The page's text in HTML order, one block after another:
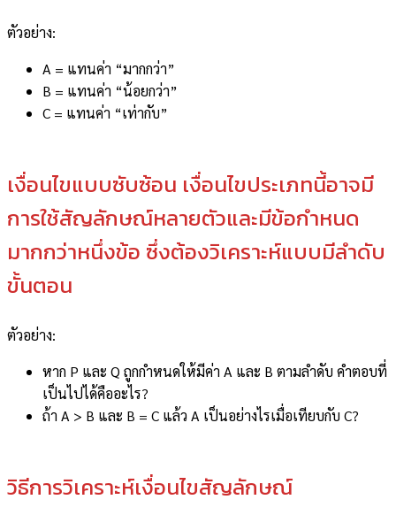
ตัวอย่าง:
A = แทนค่า “มากกว่า”
B = แทนค่า “น้อยกว่า”
C = แทนค่า “เท่ากับ”
เงื่อนไขแบบซับซ้อน เงื่อนไขประเภทนี้อาจมี
การใช้สัญลักษณ์หลายตัวและมีข้อกำหนด
มากกว่าหนึ่งข้อ ซึ่งต้องวิเคราะห์แบบมีลำดับ
ขั้นตอน
ตัวอย่าง:
หาก P และ Q ถูกกำหนดให้มีค่า A และ B ตามลำดับ คำตอบที่
เป็นไปได้คืออะไร?
ถ้า A > B และ B = C แล้ว A เป็นอย่างไรเมื่อเทียบกับ C?
วิธีการวิเคราะห์เงื่อนไขสัญลักษณ์